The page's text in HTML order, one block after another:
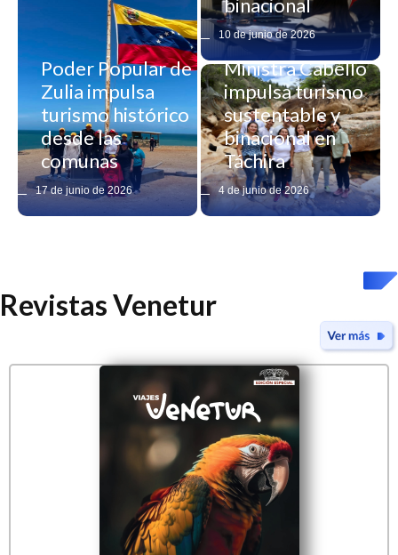
Poder Popular de
Zulia impulsa
turismo histórico
desde las
comunas
17 de junio de 2026
binacional
10 de junio de 2026
Ministra Cabello
impulsa turismo
sustentable y
binacional en
Táchira
4 de junio de 2026
Revistas Venetur